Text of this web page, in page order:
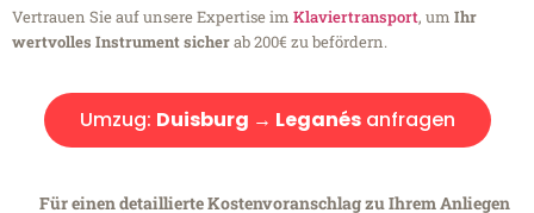
Vertrauen Sie auf unsere Expertise im Klaviertransport, um Ihr
wertvolles Instrument sicherab 200€ zu befördern.
Umzug: Duisburg → Leganésanfragen
Für einen detaillierte Kostenvoranschlag zu Ihrem Anliegen